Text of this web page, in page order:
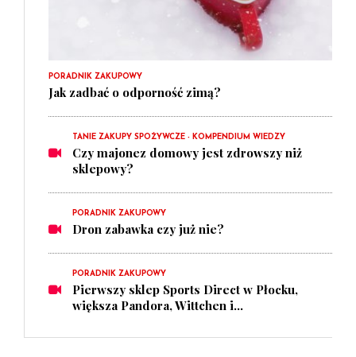
PORADNIK ZAKUPOWY
Jak zadbać o odporność zimą?
TANIE ZAKUPY SPOŻYWCZE - KOMPENDIUM WIEDZY
Czy majonez domowy jest zdrowszy niż
sklepowy?
PORADNIK ZAKUPOWY
Dron zabawka czy już nie?
PORADNIK ZAKUPOWY
Pierwszy sklep Sports Direct w Płocku,
większa Pandora, Wittchen i...